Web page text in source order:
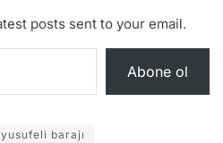
posts sent to your email.
Abone ol
yusufeli barajı